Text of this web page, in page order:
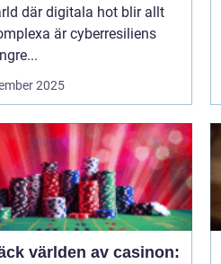
där digitala hot blir allt
är cyberresiliens
2025
världen av casinon: